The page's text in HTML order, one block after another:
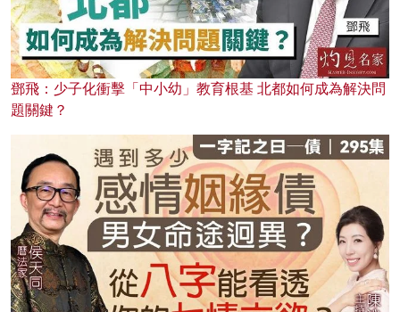
鄧飛：少子化衝擊「中小幼」教育根基 北都如何成為解決問
題關鍵？